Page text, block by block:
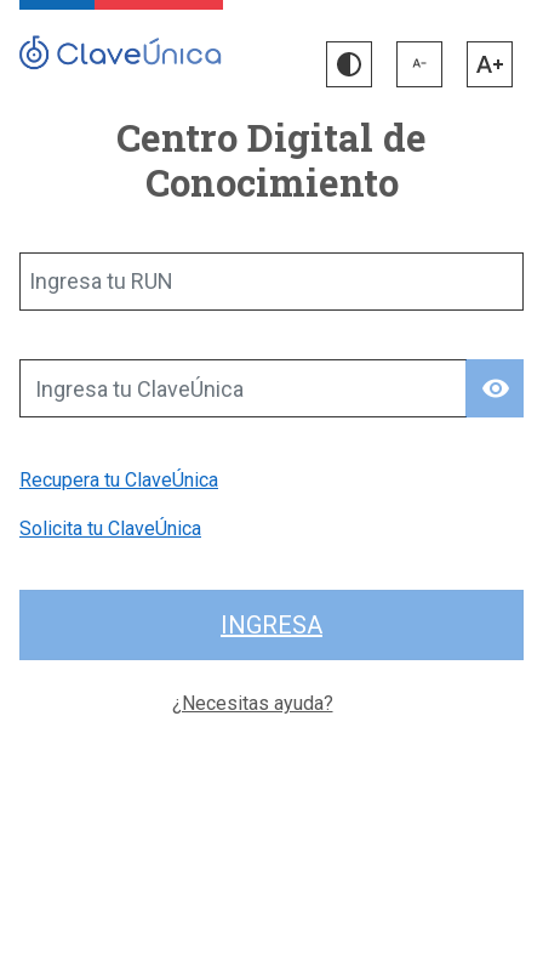
Centro Digital de
Conocimiento
Ingresa tu RUN
visibility
Ingresa tu ClaveÚnica
Recupera tu ClaveÚnica
Solicita tu ClaveÚnica
INGRESA
¿Necesitas ayuda?